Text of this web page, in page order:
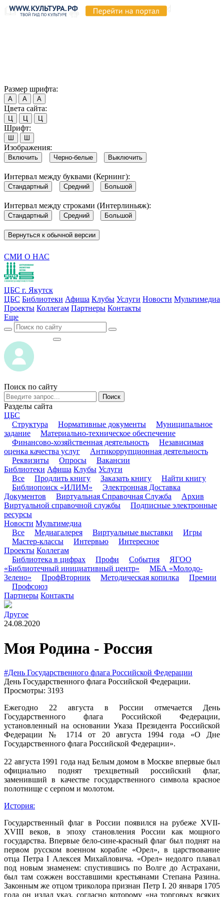
Размер шрифта:
А А А
Цвета сайта:
Ц Ц Ц
Шрифт:
Ш Ш
Изображения:
Включить Черно-белые Выключить
Интервал между буквами (Кернинг):
Стандартный Средний Большой
Интервал между строками (Интерлиньяж):
Стандартный Средний Большой
Вернуться к обычной версии
СМИ О НАС
ЦБС г. Якутск
ЦБС Библиотеки Афиша Клубы Услуги Новости Мультимедиа
Проекты Коллегам Партнеры Контакты
Еще
Поиск по сайту
Поиск
Разделы сайта
ЦБС
Структура
Нормативные документы
Муниципальное
задание
Материально-техническое обеспечение
Финансово-хозяйственная деятельность
Независимая
оценка качества услуг
Антикоррупционная деятельность
Реквизиты
Опросы
Вакансии
Библиотеки Афиша Клубы Услуги
Все
Продлить книгу Заказать книгу
Найти книгу
Библиопоиск «ИЛИМ»
Электронная Доставка
Документов
Виртуальная Справочная Служба
Архив
Виртуальной справочной службы
Подписные электронные
ресурсы
Новости Мультимедиа
Все
Медиагалерея Виртуальные выставки
Игры
Мастер-классы
Интервью
Интересное
Проекты Коллегам
Библиотека в цифрах
Профи События
ЯГОО
«Библиотечный инициативный центр»
МБА «Молодо-
Зелено»
ПрофВторник Методическая копилка
Премии
Профсоюз
Партнеры Контакты
Другое
24.08.2020
Моя Родина - Россия
#День Государственного флага Российской Федерации
День Государственного флага Российской Федерации.
Просмотры: 3193
Ежегодно 22 августа в России отмечается День
Государственного флага Российской Федерации,
установленный на основании Указа Президента Российской
Федерации № 1714 от 20 августа 1994 года «О Дне
Государственного флага Российской Федерации».
22 августа 1991 года над Белым домом в Москве впервые был
официально поднят трехцветный российский флаг,
заменивший в качестве государственного символа красное
полотнище с серпом и молотом.
История:
Государственный флаг в России появился на рубеже XVII-
XVIII веков, в эпоху становления России как мощного
государства. Впервые бело-сине-красный флаг был поднят на
первом русском военном корабле «Орел», в царствование
отца Петра I Алексея Михайловича. «Орел» недолго плавал
под новым знаменем: спустившись по Волге до Астрахани,
был там сожжен восставшими крестьянами Степана Разина.
Законным же отцом триколора признан Петр I. 20 января 1705
года он издал указ, согласно которому «на торговых всяких